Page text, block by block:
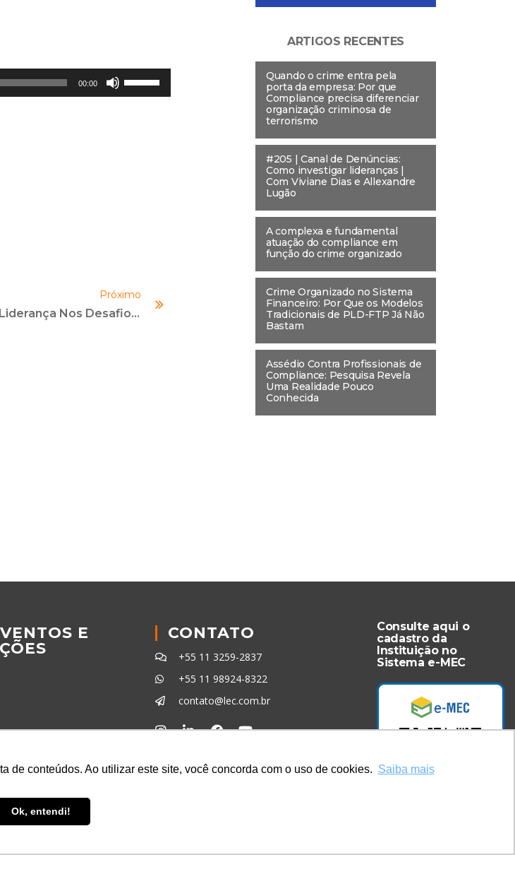
conteúdos. Ao utilizar este site, você concorda com o uso de cookies. Saiba mais
Ok, entendi!
00:00
as
o
volume.
Próximo
#181 | O Papel Da Liderança Nos Desafios Empresariais | Com Milena Sbrana
ARTIGOS RECENTES
Quando o crime entra pela
porta da empresa: Por que
Compliance precisa diferenciar
organização criminosa de
terrorismo
#205 | Canal de Denúncias:
Como investigar lideranças |
Com Viviane Dias e Allexandre
Lugão
A complexa e fundamental
atuação do compliance em
função do crime organizado
Crime Organizado no Sistema
Financeiro: Por Que os Modelos
Tradicionais de PLD-FTP Já Não
Bastam
Assédio Contra Profissionais de
Compliance: Pesquisa Revela
Uma Realidade Pouco
Conhecida
E
CONTATO
+55 11 3259-2837
+55 11 98924-8322
contato@lec.com.br
Consulte aqui o
cadastro da
Instituição no
Sistema e-MEC